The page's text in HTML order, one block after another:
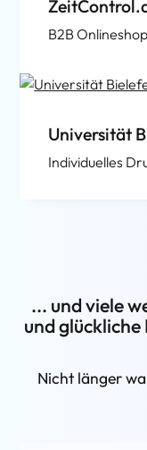
B2B Onlineshop
Universität
Individuelles
... und viele
und
Nicht länger